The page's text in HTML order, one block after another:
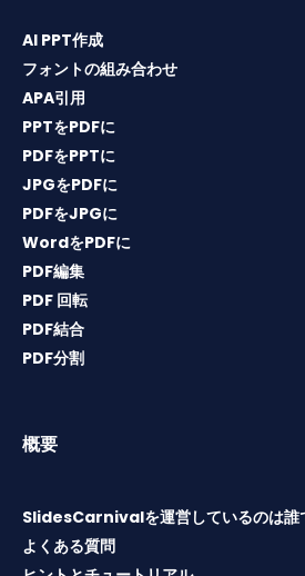
AI PPT作成
フォントの組み合わせ
APA引用
PPTをPDFに
PDFをPPTに
JPGをPDFに
PDFをJPGに
WordをPDFに
PDF編集
PDF 回転
PDF結合
PDF分割
概要
SlidesCarnivalを運営しているのは誰
よくある質問